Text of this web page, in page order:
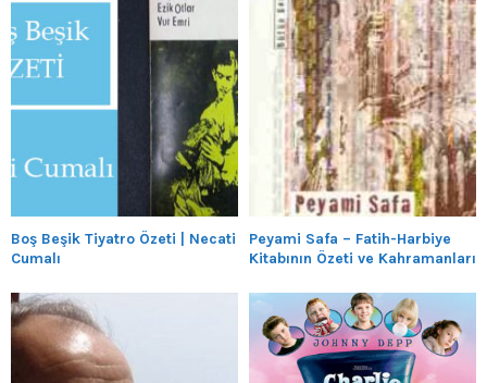
Boş Beşik Tiyatro Özeti | Necati
Cumalı
Peyami Safa – Fatih-Harbiye
Kitabının Özeti ve Kahramanları